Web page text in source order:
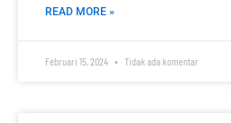
READ MORE »
Februari 15, 2024 Tidak ada komentar